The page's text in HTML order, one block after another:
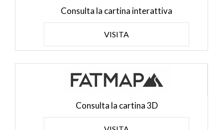
Consulta la cartina interattiva
VISITA
Consulta la cartina 3D